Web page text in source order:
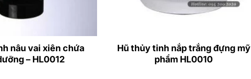
nâu vai xiên chứa
– HL0012
Hũ thủy tinh nắp trắng đựng mỹ
phẩm HL0010